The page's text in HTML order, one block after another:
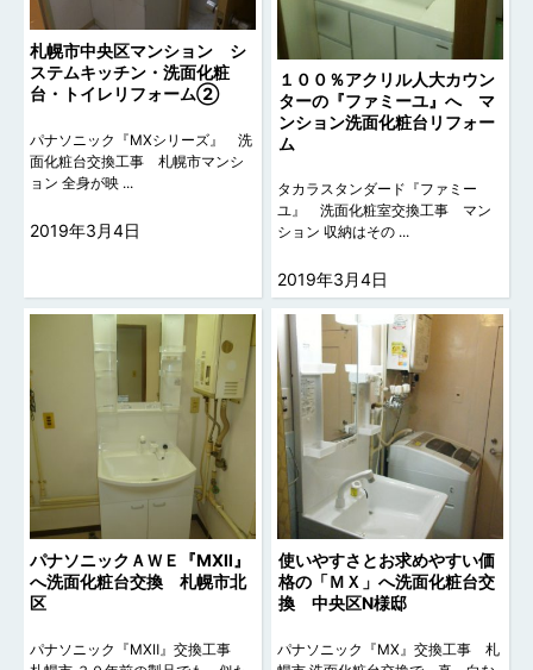
札幌市中央区マンション シ
ステムキッチン・洗面化粧
台・トイレリフォーム②
パナソニック『MXシリーズ』 洗
面化粧台交換工事 札幌市マンシ
ョン 全身が映 ...
2019年3月4日
１００％アクリル人大カウン
ターの『ファミーユ』へ マ
ンション洗面化粧台リフォー
ム
タカラスタンダード『ファミー
ユ』 洗面化粧室交換工事 マン
ション 収納はその ...
2019年3月4日
パナソニックＡＷＥ『MXⅡ』
へ洗面化粧台交換 札幌市北
区
パナソニック『MXⅡ』交換工事
使いやすさとお求めやすい価
格の「ＭＸ」へ洗面化粧台交
換 中央区N様邸
パナソニック『MX』交換工事 札